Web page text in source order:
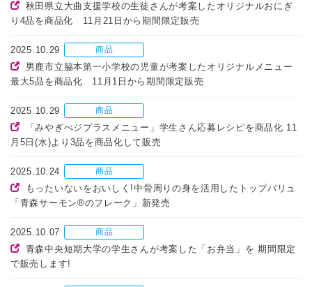
秋田県立大曲支援学校の生徒さんが考案したオリジナルおにぎ
り4品を商品化 11月21日から期間限定販売
2025.10.29 商品
男鹿市立脇本第一小学校の児童が考案したオリジナルメニュー
最大5品を商品化 11月1日から期間限定販売
2025.10.29 商品
「みやぎべジプラスメニュー」学生さん応募レシピを商品化 11
月5日(水)より3品を商品化して販売
2025.10.24 商品
もったいないをおいしく!中骨周りの身を活用したトップバリュ
「青森サーモン®のフレーク」新発売
2025.10.07 商品
青森中央短期大学の学生さんが考案した「お弁当」を 期間限定
で販売します!